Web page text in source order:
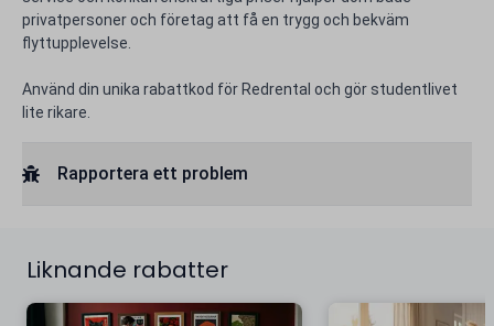
privatpersoner och företag att få en trygg och bekväm
flyttupplevelse.
Använd din unika rabattkod för Redrental och gör studentlivet
lite rikare.
Rapportera ett problem
Liknande rabatter